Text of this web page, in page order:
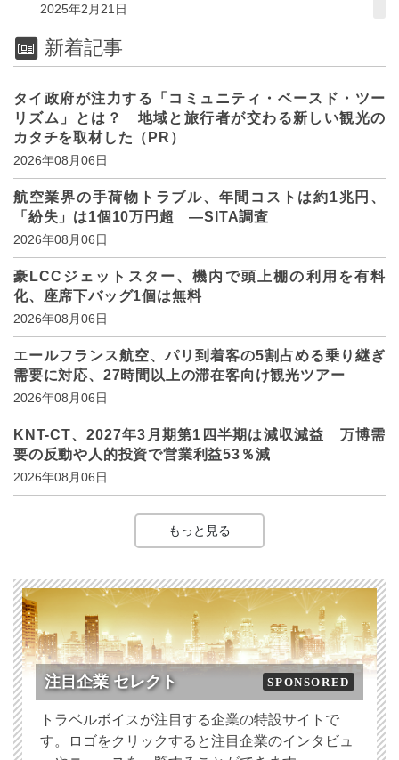
2025年2月21日
新着記事
タイ政府が注力する「コミュニティ・ベースド・ツー
リズム」とは？ 地域と旅行者が交わる新しい観光の
カタチを取材した（PR）
2026年08月06日
航空業界の手荷物トラブル、年間コストは約1兆円、
「紛失」は1個10万円超 ―SITA調査
2026年08月06日
豪LCCジェットスター、機内で頭上棚の利用を有料
化、座席下バッグ1個は無料
2026年08月06日
エールフランス航空、パリ到着客の5割占める乗り継ぎ
需要に対応、27時間以上の滞在客向け観光ツアー
2026年08月06日
KNT-CT、2027年3月期第1四半期は減収減益 万博需
要の反動や人的投資で営業利益53％減
2026年08月06日
もっと見る
注目企業 セレクト SPONSORED
トラベルボイスが注目する企業の特設サイトで
す。ロゴをクリックすると注目企業のインタビュ